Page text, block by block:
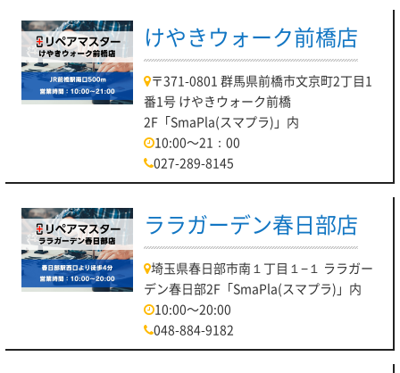
けやきウォーク前橋店
〒371-0801 群馬県前橋市文京町2丁目1
番1号 けやきウォーク前橋
2F「SmaPla(スマプラ)」内
10:00～21：00
027-289-8145
ララガーデン春日部店
埼玉県春日部市南１丁目１−１ ララガー
デン春日部2F「SmaPla(スマプラ)」内
10:00～20:00
048-884-9182